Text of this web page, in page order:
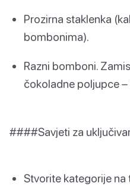
Prozirna staklenka
bombonima).
Razni bomboni.
čokoladne poljupce
####Savjeti za
Stvorite kategorije